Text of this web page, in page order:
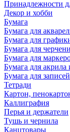
Принадлежности
Декор и хобби
Бумага
Бумага для
Бумага для
Бумага для
Бумага для
Бумага для акрила
Бумага для записей
Тетради
Картон,
Каллиграфия
Перья и держатели
Тушь и чернила
Канцтовары